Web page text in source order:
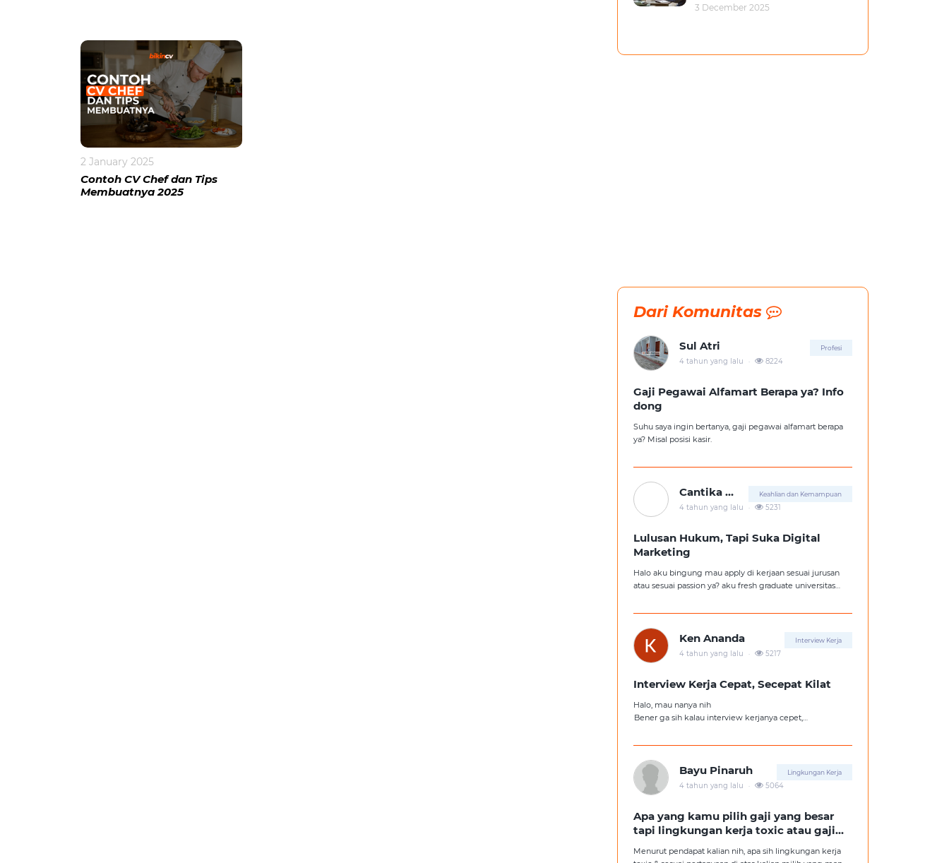
2 January 2025
Contoh CV Chef dan Tips
Membuatnya 2025
3 December 2025
Dari Komunitas
Sul Atri Profesi
4 tahun yang lalu . 8224
Gaji Pegawai Alfamart Berapa ya? Info
dong
Suhu saya ingin bertanya, gaji pegawai alfamart berapa
ya? Misal posisi kasir.
Cantika Putri Keahlian dan Kemampuan
4 tahun yang lalu . 5231
Lulusan Hukum, Tapi Suka Digital
Marketing
Halo aku bingung mau apply di kerjaan sesuai jurusan
atau sesuai passion ya? aku fresh graduate universitas
marketing. Ortuku tentu kasi saran biar aku ambil
Ken Ananda Interview Kerja
4 tahun yang lalu . 5217
Interview Kerja Cepat, Secepat Kilat
Halo, mau nanya nih
Bener ga sih kalau interview kerjanya cepet,
Tolong pencerahannya dong kakak-kakak semua,
Bayu Pinaruh Lingkungan Kerja
4 tahun yang lalu . 5064
Apa yang kamu pilih gaji yang besar
tapi lingkungan kerja toxic atau gaji
nyaman
Menurut pendapat kalian nih, apa sih lingkungan kerja